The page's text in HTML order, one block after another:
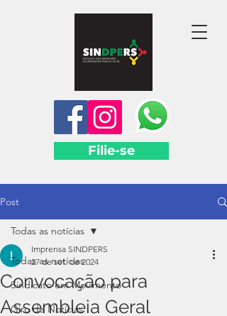
Filie-se
Post
Todas as notícias
Sindicato em Movimento
Giro de Notícias
Todas as notícias
Convocação para
Assembleia Geral
Imprensa SINDPERS
27 de set. de 2024